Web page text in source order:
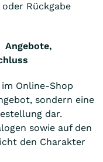
Rückgabe
Angebote,
Online-Shop
sondern eine
dar.
sowie auf den
den Charakter